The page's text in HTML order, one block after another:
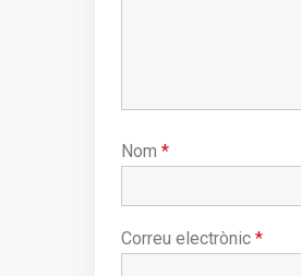
Nom *
Correu electrònic *